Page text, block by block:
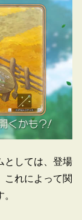
としては、登場
これによって関